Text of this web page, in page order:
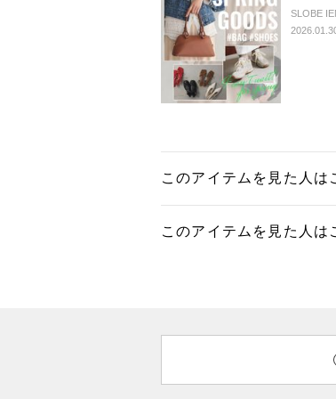
SLOBE
このアイテムを見た人は
このアイテムを見た人は